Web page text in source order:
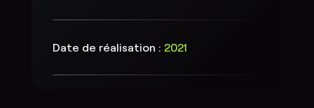
Date de réalisation : 2021